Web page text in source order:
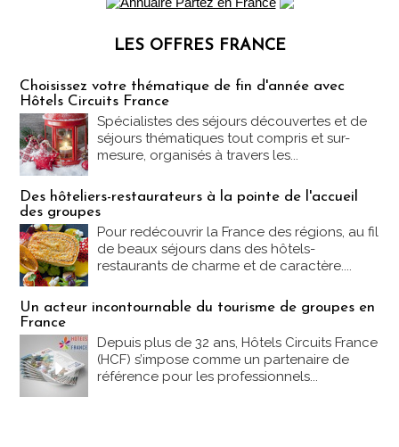
LES OFFRES FRANCE
Choisissez votre thématique de fin d'année avec
Hôtels Circuits France
Spécialistes des séjours découvertes et de
séjours thématiques tout compris et sur-
mesure, organisés à travers les...
Des hôteliers-restaurateurs à la pointe de l'accueil
des groupes
Pour redécouvrir la France des régions, au fil
de beaux séjours dans des hôtels-
restaurants de charme et de caractère....
Un acteur incontournable du tourisme de groupes en
France
Depuis plus de 32 ans, Hôtels Circuits France
(HCF) s’impose comme un partenaire de
référence pour les professionnels...